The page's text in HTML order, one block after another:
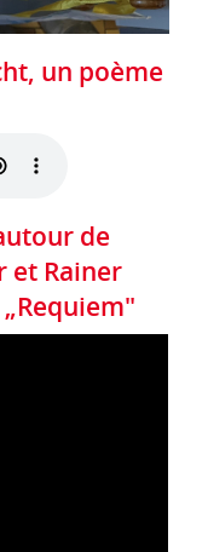
un poème
de
et Rainer